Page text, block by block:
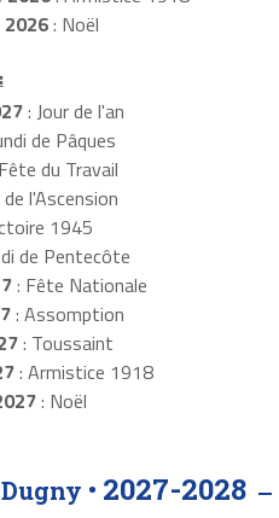
: Noël
: Jour de l'an
de Pâques
du Travail
de l'Ascension
1945
de Pentecôte
: Fête Nationale
: Assomption
: Toussaint
: Armistice 1918
: Noël
• 2027-2028